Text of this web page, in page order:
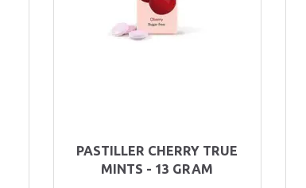
PASTILLER CHERRY TRUE
MINTS - 13 GRAM